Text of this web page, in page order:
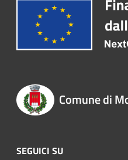
Comune di
SEGUICI SU